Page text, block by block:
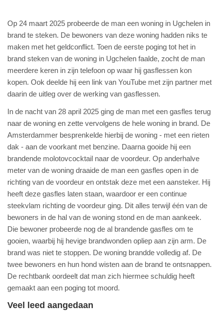
Op 24 maart 2025 probeerde de man een woning in Ugchelen in
brand te steken. De bewoners van deze woning hadden niks te
maken met het geldconflict. Toen de eerste poging tot het in
brand steken van de woning in Ugchelen faalde, zocht de man
meerdere keren in zijn telefoon op waar hij gasflessen kon
kopen. Ook deelde hij een link van YouTube met zijn partner met
daarin de uitleg over de werking van gasflessen.
In de nacht van 28 april 2025 ging de man met een gasfles terug
naar de woning en zette vervolgens de hele woning in brand. De
Amsterdammer besprenkelde hierbij de woning - met een rieten
dak - aan de voorkant met benzine. Daarna gooide hij een
brandende molotovcocktail naar de voordeur. Op anderhalve
meter van de woning draaide de man een gasfles open in de
richting van de voordeur en ontstak deze met een aansteker. Hij
heeft deze gasfles laten staan, waardoor er een continue
steekvlam richting de voordeur ging. Dit alles terwijl één van de
bewoners in de hal van de woning stond en de man aankeek.
Die bewoner probeerde nog de al brandende gasfles om te
gooien, waarbij hij hevige brandwonden opliep aan zijn arm. De
brand was niet te stoppen. De woning brandde volledig af. De
twee bewoners en hun hond wisten aan de brand te ontsnappen.
De rechtbank oordeelt dat man zich hiermee schuldig heeft
gemaakt aan een poging tot moord.
Veel leed aangedaan